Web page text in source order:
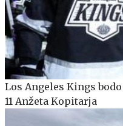
Los Angeles Kings
11 Anžeta Kopitarja